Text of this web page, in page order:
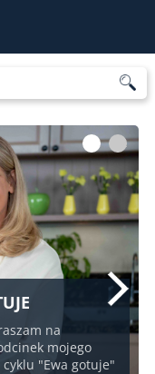
na
mojego
"Ewa gotuje"
1 2